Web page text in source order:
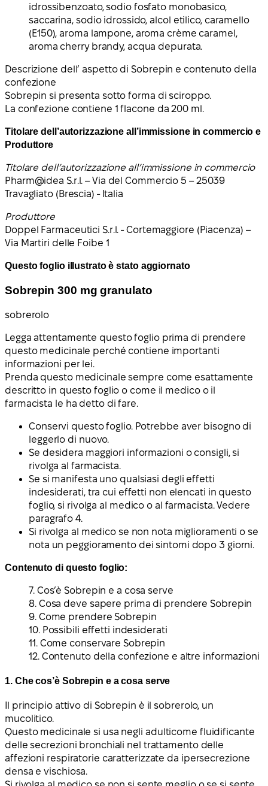
idrossibenzoato, sodio fosfato monobasico,
saccarina, sodio idrossido,alcol etilico, caramello
(E150), aroma lampone, aroma crème caramel,
aroma cherry brandy, acqua depurata.
Descrizione dell’aspetto di Sobrepin e contenuto della
confezione
Sobrepin si presenta sotto forma di sciroppo.
La confezione contiene 1 flacone da 200 ml.
Titolare dell’autorizzazione all’immissione in commercio e
Produttore
Titolare dell’autorizzazione all’immissione in commercio
Pharm@idea S.r.l. – Via del Commercio 5 – 25039
Travagliato (Brescia) - Italia
Produttore
Doppel Farmaceutici S.r.l. - Cortemaggiore (Piacenza) –
Via Martiri delle Foibe 1
Questo foglio illustrato è stato aggiornato
Sobrepin 300 mg granulato
sobrerolo
Legga attentamente questo foglio prima di prendere
questo medicinale perché contiene importanti
informazioni per lei.
Prenda questo medicinale sempre come esattamente
descritto in questo foglio o come il medico o il
farmacista le ha detto di fare.
Conservi questo foglio. Potrebbe aver bisogno di
leggerlo di nuovo.
Se desidera maggiori informazioni o consigli, si
rivolga al farmacista.
Se si manifesta uno qualsiasi degli effetti
indesiderati, tra cui effetti non elencati in questo
foglio, si rivolga al medico o al farmacista. Vedere
paragrafo 4.
Si rivolga al medico se non nota miglioramenti o se
nota un peggioramento dei sintomi dopo 3 giorni.
Contenuto di questo foglio:
7. Cos’è Sobrepin e a cosa serve
8. Cosa deve sapere prima di prendere Sobrepin
9. Come prendere Sobrepin
10. Possibili effetti indesiderati
11. Come conservare Sobrepin
12. Contenuto della confezione e altre informazioni
1. Che cos’è Sobrepin e a cosa serve
Il principio attivo di Sobrepin è il sobrerolo, un
mucolitico.
Questo medicinale si usa negli adulticome fluidificante
delle secrezioni bronchiali nel trattamento delle
affezioni respiratorie caratterizzate da ipersecrezione
densa e vischiosa.